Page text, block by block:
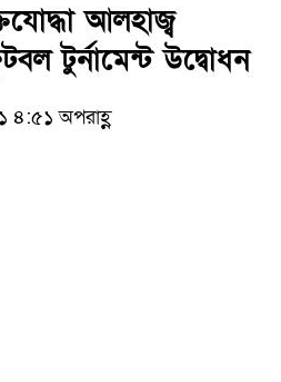
আলহাজ্ব
টুর্নামেন্ট উদ্বোধন
৪:৫১ অপরাহ্ণ